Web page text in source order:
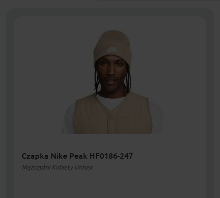
Czapka Nike Peak HF0186-247
Mężczyźni Kobiety Unisex